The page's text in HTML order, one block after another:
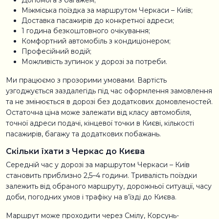
Міжміська поїздка за маршрутом Черкаси – Київ;
Доставка пасажирів до конкретної адреси;
1 година безкоштовного очікування;
Комфортний автомобіль з кондиціонером;
Професійний водій;
Можливість зупинок у дорозі за потреби.
Ми працюємо з прозорими умовами. Вартість
узгоджується заздалегідь під час оформлення замовлення
та не змінюється в дорозі без додаткових домовленостей.
Остаточна ціна може залежати від класу автомобіля,
точної адреси подачі, кінцевої точки в Києві, кількості
пасажирів, багажу та додаткових побажань.
Скільки їхати з Черкас до Києва
Середній час у дорозі за маршрутом Черкаси – Київ
становить приблизно 2,5–4 години. Тривалість поїздки
залежить від обраного маршруту, дорожньої ситуації, часу
доби, погодних умов і трафіку на в’їзді до Києва.
Маршрут може проходити через Смілу, Корсунь-